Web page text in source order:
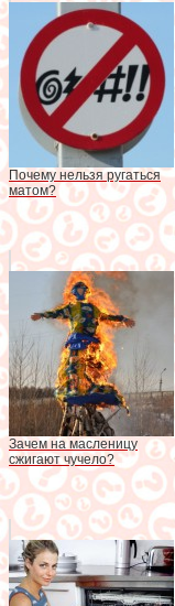
Почему нельзя ругаться
матом?
Зачем на масленицу
сжигают чучело?